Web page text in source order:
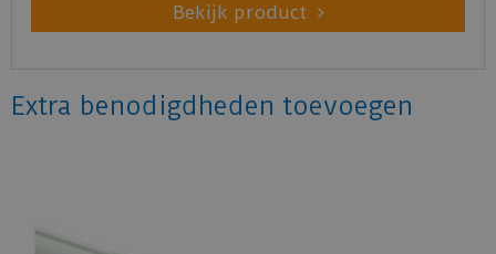
Bekijk product
Extra benodigdheden toevoegen